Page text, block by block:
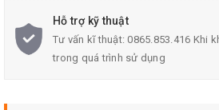
Khoảng cách có Anten 50-
Và môi trường truyền khoảng
Công suất đầu ra: 16dBm (40mW)
Hỗ trợ kỹ thuật
Tư vấn kĩ thuật: 0865.853.416 Khi
trong quá trình sử dụng